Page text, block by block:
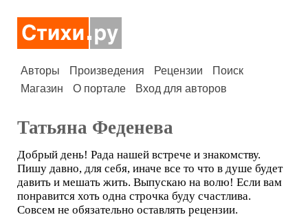
Авторы Произведения Рецензии
Поиск
Магазин
О портале Вход для авторов
Татьяна Феденева
Добрый день! Рада нашей встрече и знакомству.
Пишу давно, для себя, иначе все то что в душе будет
давить и мешать жить. Выпускаю на волю! Если вам
понравится хоть одна строчка буду счастлива.
Совсем не обязательно оставлять рецензии.